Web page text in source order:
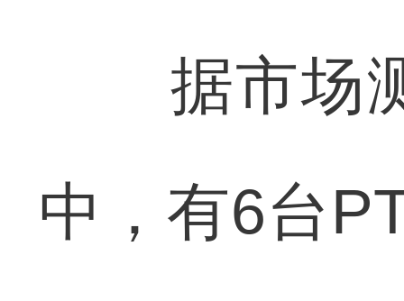
据市场测
中，有6台